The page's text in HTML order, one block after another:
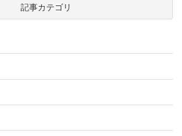
記事カテゴリ